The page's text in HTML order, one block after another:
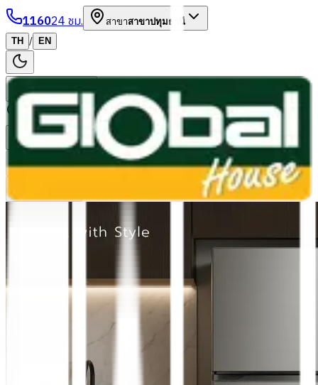
116024 ชม. สาขาสาขาปทุมธานี
TH
/ EN
หมวดหมู่สินค้า
ค้นหา
บัญชีของฉัน ตะกร้าสินค้า
Previous slide